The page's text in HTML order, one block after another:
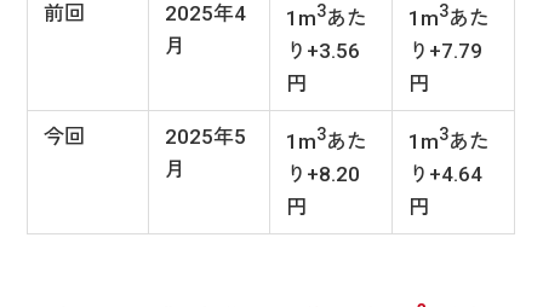
前回
2025年4
月
1m3あた
り+3.56
円
1m3あた
り+7.79
円
今回
2025年5
月
1m3あた
り+8.20
円
1m3あた
り+4.64
円